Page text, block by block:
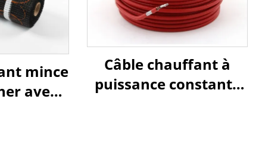
mince
avec
Câble chauffant à
puissance constante